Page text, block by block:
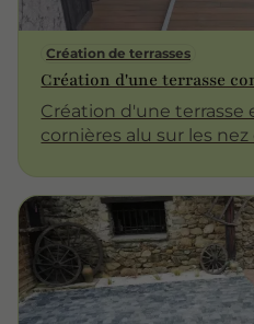
Création de terrasses
Création d'une terrasse
Création d'une terrasse
cornières alu sur les